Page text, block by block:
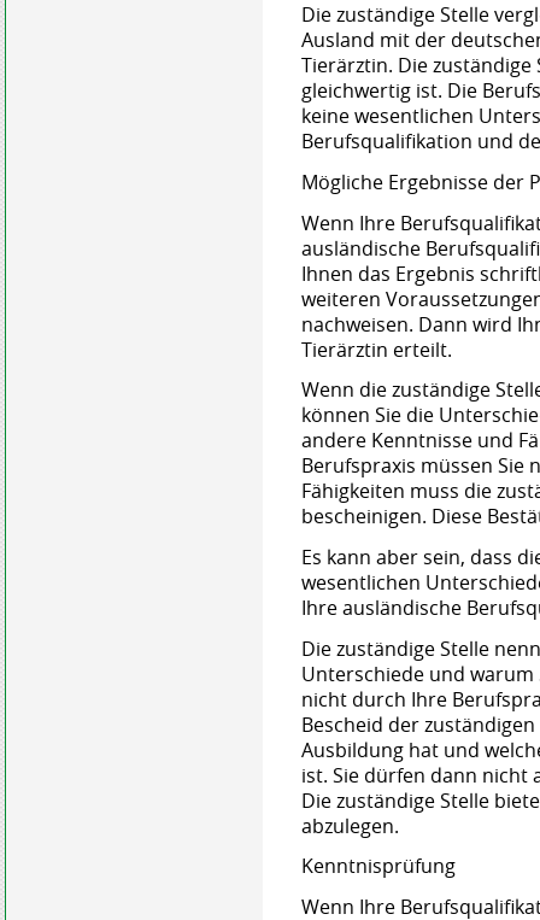
Die zuständige Stelle
Ausland mit der
Tierärztin. Die
gleichwertig ist. Die
keine wesentlichen
Berufsqualifikation und
Mögliche Ergebnisse der
Wenn Ihre
ausländische
Ihnen das Ergebnis
weiteren
nachweisen. Dann wird
Tierärztin erteilt.
Wenn die zuständige
können Sie die
andere Kenntnisse und
Berufspraxis müssen Sie
Fähigkeiten muss die
bescheinigen. Diese
Es kann aber sein, dass
wesentlichen
Ihre ausländische
Die zuständige Stelle
Unterschiede und
nicht durch Ihre
Bescheid der
Ausbildung hat und
ist. Sie dürfen dann nicht
Die zuständige Stelle
abzulegen.
Kenntnisprüfung
Wenn Ihre